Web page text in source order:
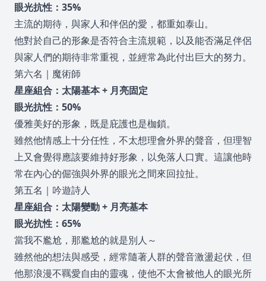
眼光抗性：35%
主流的期待，與家人和伴侶的愛，都重如泰山。
他對於自己的形象是否符合主流規範，以及能否滿足伴侶
與家人們的期待非常重視，並經常為此付出巨大的努力。
第六名｜魔術師
星座組合：太陽基本 + 月亮固定
眼光抗性：50%
優雅美好的形象，既是庇護也是枷鎖。
雖然他情感上十分任性，不太想理會外界的聲音，但理智
上又會覺得應該要維持好形象，以免落人口實。這讓他時
常在內心的倔強與外界的眼光之間來回拉扯。
第五名｜吟遊詩人
星座組合：太陽變動 + 月亮基本
眼光抗性：65%
當我不尷尬，那尷尬的就是別人～
雖然他的想法與感受，經常隨著人群的聲音激盪起伏，但
他那浪漫不羈愛自由的靈魂，使他不太會被他人的眼光所